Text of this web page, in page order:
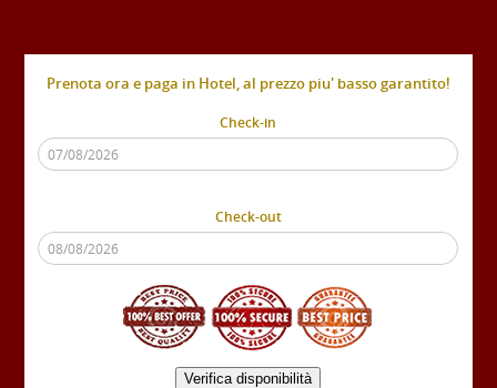
Prenota ora e paga in Hotel, al prezzo piu' basso garantito!
Check-in
Check-out
Verifica disponibilità